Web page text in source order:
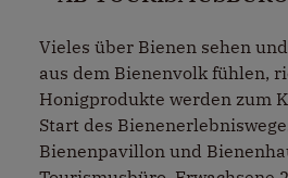
Vieles über Bienen sehen
aus dem Bienenvolk fühlen,
Honigprodukte werden zum
Start des
Bienenpavillon und